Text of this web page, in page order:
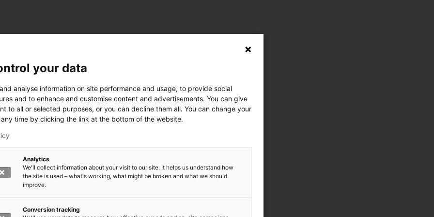
your data
analyse information on site performance and usage, to provide social
and to enhance and customise content and advertisements. You can give
to all or selected purposes, or you can decline them all. You can change your
time by clicking the link at the bottom of the website.
Analytics
We'll collect information about your visit to our site. It helps us understand how
the site is used – what's working, what might be broken and what we should
improve.
Conversion tracking